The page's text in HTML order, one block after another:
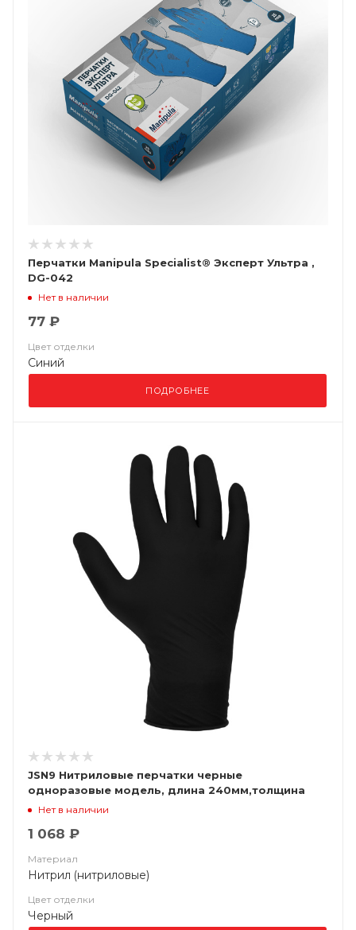
Перчатки Manipula Specialist® Эксперт Ультра ,
DG-042
Нет в наличии
77 ₽
Цвет отделки
Синий
ПОДРОБНЕЕ
JSN9 Нитриловые перчатки черные
одноразовые модель, длина 240мм,толщина
0,15мм, (уп. 100шт) Jeta Saf
Нет в наличии
1 068 ₽
Материал
Нитрил (нитриловые)
Цвет отделки
Черный